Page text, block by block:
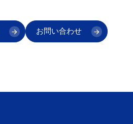
お問い合わせ